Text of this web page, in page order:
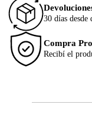
30 días desde
Compra
Recibí el